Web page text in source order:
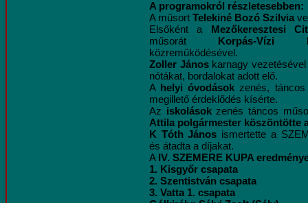
A programokról részletesebben:
A műsort Telekiné Bozó Szilvia
Elsőként a Mezőkeresztesi
műsorát Korpás-Vízi
közreműködésével.
Zoller János karnagy
nótákat, bordalokat adott elő.
A helyi óvodások zenés,
megillető érdeklődés kísérte.
Az iskolásokzenés táncos
Attila polgármester köszöntötte
K Tóth János ismertette a
és átadta a díjakat.
A IV. SZEMERE KUPA
1. Kisgyőr csapata
2. Szentistván csapata
3. Vatta 1. csapata